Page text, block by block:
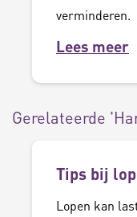
verminderen.
Lees meer
Gerelateerde
Tips bij
Lopen kan